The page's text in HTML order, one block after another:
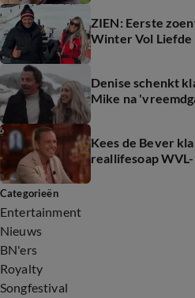
ZIEN: Eerste
Winter Vol Liefde
Denise schenkt
Mike na
Kees de Bever
reallifesoap
Categorieën
Entertainment
Nieuws
BN'ers
Royalty
Songfestival